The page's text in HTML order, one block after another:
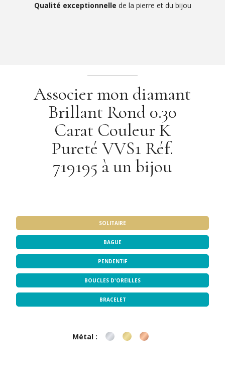
Qualité exceptionnelle de la pierre et du bijou
Associer mon diamant
Brillant Rond 0.30
Carat Couleur K
Pureté VVS1 Réf.
719195 à un bijou
SOLITAIRE
BAGUE
PENDENTIF
BOUCLES D'OREILLES
BRACELET
Métal :